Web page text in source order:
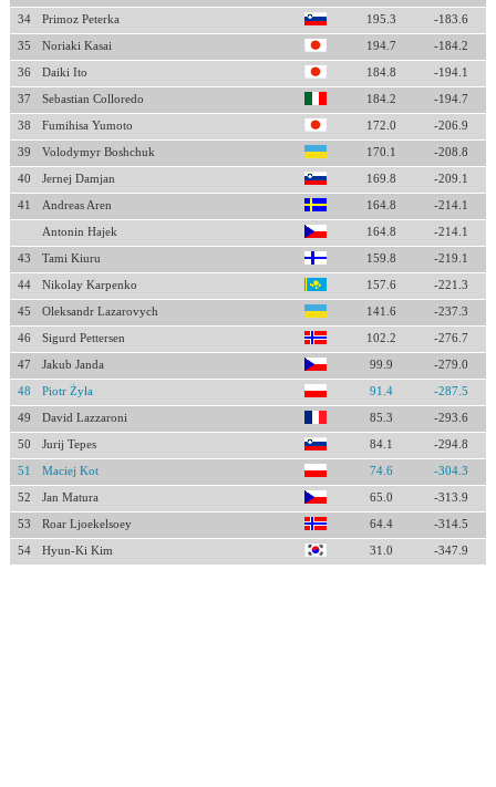
34 Primoz Peterka 195.3 -183.6
35 Noriaki Kasai 194.7 -184.2
36 Daiki Ito 184.8 -194.1
37 Sebastian Colloredo 184.2 -194.7
38 Fumihisa Yumoto 172.0 -206.9
39 Volodymyr Boshchuk 170.1 -208.8
40 Jernej Damjan 169.8 -209.1
41 Andreas Aren 164.8 -214.1
Antonin Hajek 164.8 -214.1
43 Tami Kiuru 159.8 -219.1
44 Nikolay Karpenko 157.6 -221.3
45 Oleksandr Lazarovych 141.6 -237.3
46 Sigurd Pettersen 102.2 -276.7
47 Jakub Janda 99.9 -279.0
48 Piotr Żyła 91.4 -287.5
49 David Lazzaroni 85.3 -293.6
50 Jurij Tepes 84.1 -294.8
51 Maciej Kot 74.6 -304.3
52 Jan Matura 65.0 -313.9
53 Roar Ljoekelsoey 64.4 -314.5
54 Hyun-Ki Kim 31.0 -347.9